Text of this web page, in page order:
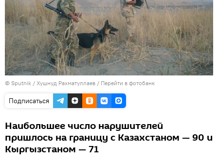
© Sputnik / Хушнуд Рахматуллаев / Перейти в фотобанк
Подписаться
Наибольшее число нарушителей
пришлось на границу с Казахстаном — 90 и
Кыргызстаном — 71